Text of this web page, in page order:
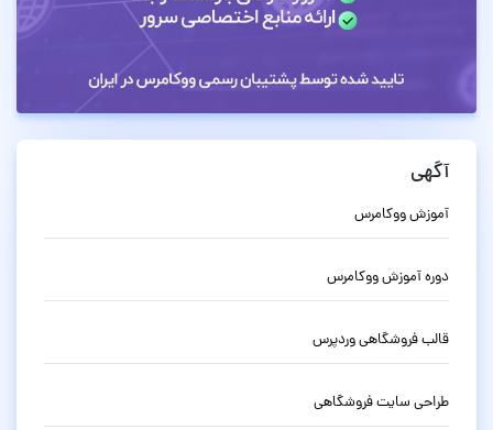
آگهی
آموزش ووکامرس
دوره آموزش ووکامرس
قالب فروشگاهی وردپرس
طراحی سایت فروشگاهی